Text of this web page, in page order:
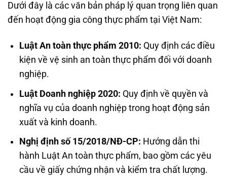
Dưới đây là các văn bản pháp lý quan trọng liên quan
đến hoạt động gia công thực phẩm tại Việt Nam:
Luật An toàn thực phẩm 2010: Quy định các điều
kiện về vệ sinh an toàn thực phẩm đối với doanh
nghiệp.
Luật Doanh nghiệp 2020: Quy định về quyền và
nghĩa vụ của doanh nghiệp trong hoạt động sản
xuất và kinh doanh.
Nghị định số 15/2018/NĐ-CP: Hướng dẫn thi
hành Luật An toàn thực phẩm, bao gồm các yêu
cầu về giấy chứng nhận và kiểm tra chất lượng.